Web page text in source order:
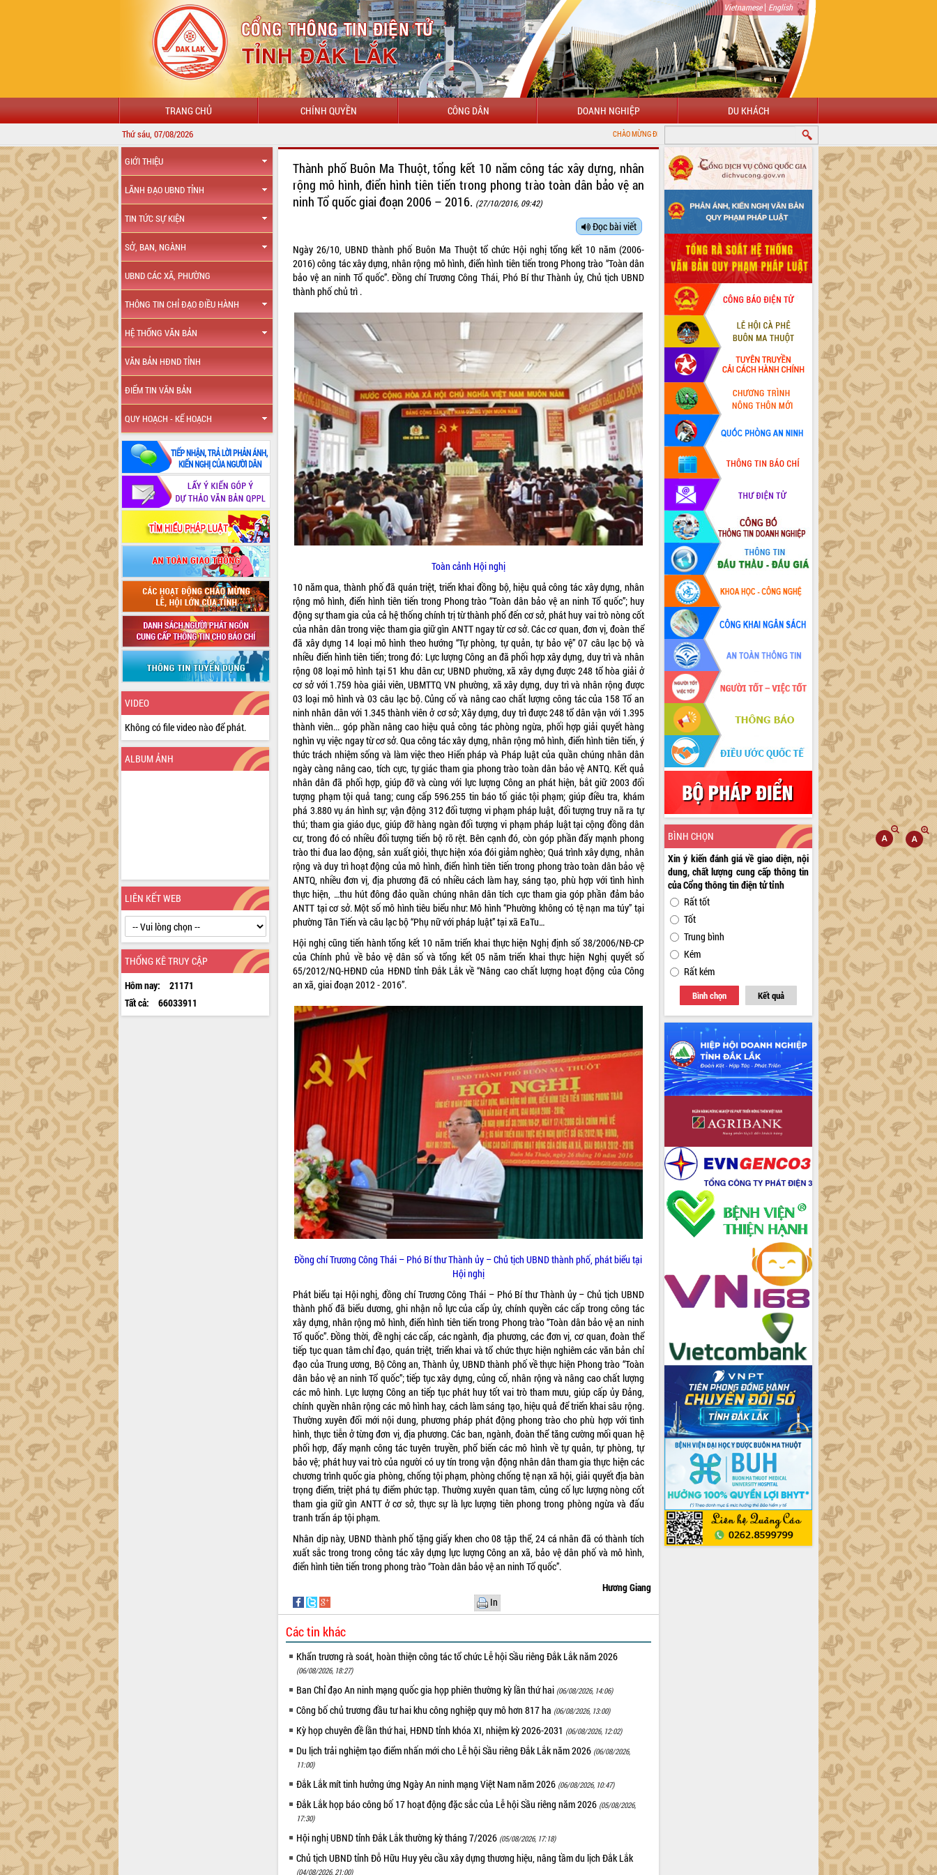
Vietnamese| English
TRANG CHỦ CHÍNH QUYỀN CÔNG DÂN DOANH NGHIỆP DU KHÁCH
Thứ sáu, 07/08/2026 CHÀO MỪNG ĐẾN VỚI CỔNG THÔNG TIN ĐIỆN TỬ TỈNH ĐẮK LẮK
GIỚI THIỆU
LÃNH ĐẠO UBND TỈNH
TIN TỨC SỰ KIỆN
SỞ, BAN, NGÀNH
UBND CÁC XÃ, PHƯỜNG
THÔNG TIN CHỈ ĐẠO ĐIỀU HÀNH
HỆ THỐNG VĂN BẢN
VĂN BẢN HĐND TỈNH
ĐIỂM TIN VĂN BẢN
QUY HOẠCH - KẾ HOẠCH
VIDEO
Không có file video nào để phát.
ALBUM ẢNH
LIÊN KẾT WEB
THỐNG KÊ TRUY CẬP
Hôm nay:
21171
Tất cả:
66033911
Thành phố Buôn Ma Thuột, tổng kết 10 năm công tác xây dựng, nhân
rộng mô hình, điển hình tiên tiến trong phong trào toàn dân bảo vệ an
ninh Tổ quốc giai đoạn 2006 – 2016. (27/10/2016, 09:42)
Đọc bài viết
Ngày 26/10, UBND thành phố Buôn Ma Thuột tổ chức Hội nghị tổng kết 10 năm (2006-
2016) công tác xây dựng, nhân rộng mô hình, điển hình tiên tiến trong Phong trào “Toàn dân
bảo vệ an ninh Tổ quốc”. Đồng chí Trương Công Thái, Phó Bí thư Thành ủy, Chủ tịch UBND
thành phố chủ trì .
Toàn cảnh Hội nghị
10 năm qua, thành phố đã quán triệt, triển khai đồng bộ, hiệu quả công tác xây dựng, nhân
rộng mô hình, điển hình tiên tiến trong Phong trào “Toàn dân bảo vệ an ninh Tổ quốc”; huy
động sự tham gia của cả hệ thống chính trị từ thành phố đến cơ sở, phát huy vai trò nòng cốt
của nhân dân trong việc tham gia giữ gìn ANTT ngay từ cơ sở. Các cơ quan, đơn vị, đoàn thể
đã xây dựng 14 loại mô hình theo hướng “Tự phòng, tự quản, tự bảo vệ” 07 câu lạc bộ và
nhiều điển hình tiên tiến; trong đó: Lực lượng Công an đã phối hợp xây dựng, duy trì và nhân
rộng 08 loại mô hình tại 51 khu dân cư; UBND phường, xã xây dựng được 248 tổ hòa giải ở
cơ sở với 1.759 hòa giải viên, UBMTTQ VN phường, xã xây dựng, duy trì và nhân rộng được
03 loại mô hình và 03 câu lạc bộ. Củng cố và nâng cao chất lượng công tác của 158 Tổ an
ninh nhân dân với 1.345 thành viên ở cơ sở; Xây dựng, duy trì được 248 tổ dân vận với 1.395
thành viên... góp phần nâng cao hiệu quả công tác phòng ngừa, phối hợp giải quyết hàng
nghìn vụ việc ngay từ cơ sở. Qua công tác xây dựng, nhân rộng mô hình, điển hình tiên tiến, ý
thức trách nhiệm sống và làm việc theo Hiến pháp và Pháp luật của quần chúng nhân dân
ngày càng nâng cao, tích cực, tự giác tham gia phong trào toàn dân bảo vệ ANTQ. Kết quả
nhân dân đã phối hợp, giúp đỡ và cùng với lực lượng Công an phát hiện, bắt giữ 2003 đối
tượng phạm tội quả tang; cung cấp 596.255 tin báo tố giác tội phạm; giúp điều tra, khám
phá 3.880 vụ án hình sự; vận động 312 đối tượng vi phạm pháp luật, đối tượng truy nã ra tự
thú; tham gia giáo dục, giúp đỡ hàng ngàn đối tượng vi phạm pháp luật tại cộng đồng dân
cư, trong đó có nhiều đối tượng tiến bộ rõ rệt. Bên cạnh đó, còn góp phần đẩy mạnh phong
trào thi đua lao động, sản xuất giỏi, thực hiện xóa đói giảm nghèo; Quá trình xây dựng, nhân
rộng và duy trì hoạt động của mô hình, điển hình tiên tiến trong phong trào toàn dân bảo vệ
ANTQ, nhiều đơn vị, địa phương đã có nhiều cách làm hay, sáng tạo, phù hợp với tình hình
thực hiện, …thu hút đông đảo quần chúng nhân dân tích cực tham gia góp phần đảm bảo
ANTT tại cơ sở. Một số mô hình tiêu biểu như: Mô hình “Phường không có tệ nạn ma túy” tại
phường Tân Tiến và câu lạc bộ “Phụ nữ với pháp luật” tại xã EaTu…
Hội nghị cũng tiến hành tổng kết 10 năm triển khai thực hiện Nghị định số 38/2006/NĐ-CP
của Chính phủ về bảo vệ dân số và tổng kết 05 năm triển khai thực hiện Nghị quyết số
65/2012/NQ-HĐND của HĐND tỉnh Đắk Lắk về “Nâng cao chất lượng hoạt động của Công
an xã, giai đoạn 2012 - 2016”.
Đồng chí Trương Công Thái – Phó Bí thư Thành ủy – Chủ tịch UBND thành phố, phát biểu tại
Hội nghị
Phát biểu tại Hội nghị, đồng chí Trương Công Thái – Phó Bí thư Thành ủy – Chủ tịch UBND
thành phố đã biểu dương, ghi nhận nỗ lực của cấp ủy, chính quyền các cấp trong công tác
xây dựng, nhân rộng mô hình, điển hình tiên tiến trong Phong trào “Toàn dân bảo vệ an ninh
Tổ quốc”. Đồng thời, đề nghị các cấp, các ngành, địa phương, các đơn vị, cơ quan, đoàn thể
tiếp tục quan tâm chỉ đạo, quán triệt, triển khai và tổ chức thực hiện nghiêm các văn bản chỉ
đạo của Trung ương, Bộ Công an, Thành ủy, UBND thành phố về thực hiện Phong trào “Toàn
dân bảo vệ an ninh Tổ quốc”; tiếp tục xây dựng, củng cố, nhân rộng và nâng cao chất lượng
các mô hình. Lực lượng Công an tiếp tục phát huy tốt vai trò tham mưu, giúp cấp ủy Đảng,
chính quyền nhân rộng các mô hình hay, cách làm sáng tạo, hiệu quả để triển khai sâu rộng.
Thường xuyên đổi mới nội dung, phương pháp phát động phong trào cho phù hợp với tình
hình, thực tiễn ở từng đơn vị, địa phương. Các ban, ngành, đoàn thể tăng cường mối quan hệ
phối hợp, đẩy mạnh công tác tuyên truyền, phổ biến các mô hình về tự quản, tự phòng, tự
bảo vệ; phát huy vai trò của người có uy tín trong vận động nhân dân tham gia thực hiện các
chương trình quốc gia phòng, chống tội phạm, phòng chống tệ nạn xã hội, giải quyết địa bàn
trọng điểm, triệt phá tụ điểm phức tạp. Thường xuyên quan tâm, củng cố lực lượng nòng cốt
tham gia giữ gìn ANTT ở cơ sở, thực sự là lực lượng tiên phong trong phòng ngừa và đấu
tranh trấn áp tội phạm.
Nhân dịp này, UBND thành phố tặng giấy khen cho 08 tập thể, 24 cá nhân đã có thành tích
xuất sắc trong trong công tác xây dựng lực lượng Công an xã, bảo vệ dân phố và mô hình,
điển hình tiên tiến trong phong trào “Toàn dân bảo vệ an ninh Tổ quốc”.
Hương Giang
In
Các tin khác
Khẩn trương rà soát, hoàn thiện công tác tổ chức Lễ hội Sầu riêng Đắk Lắk năm 2026
(06/08/2026, 18:27)
Ban Chỉ đạo An ninh mạng quốc gia họp phiên thường kỳ lần thứ hai (06/08/2026, 14:06)
Công bố chủ trương đầu tư hai khu công nghiệp quy mô hơn 817 ha (06/08/2026, 13:00)
Kỳ họp chuyên đề lần thứ hai, HĐND tỉnh khóa XI, nhiệm kỳ 2026-2031 (06/08/2026, 12:02)
Du lịch trải nghiệm tạo điểm nhấn mới cho Lễ hội Sầu riêng Đắk Lắk năm 2026 (06/08/2026,
11:00)
Đắk Lắk mít tinh hưởng ứng Ngày An ninh mạng Việt Nam năm 2026 (06/08/2026, 10:47)
Đắk Lắk họp báo công bố 17 hoạt động đặc sắc của Lễ hội Sầu riêng năm 2026 (05/08/2026,
17:30)
Hội nghị UBND tỉnh Đắk Lắk thường kỳ tháng 7/2026 (05/08/2026, 17:18)
Chủ tịch UBND tỉnh Đỗ Hữu Huy yêu cầu xây dựng thương hiệu, nâng tầm du lịch Đắk Lắk
(04/08/2026, 21:00)
BÌNH CHỌN
Xin ý kiến đánh giá về giao diện, nội
dung, chất lượng cung cấp thông tin
của Cổng thông tin điện tử tỉnh
Rất tốt
Tốt
Trung bình
Kém
Rất kém
Bình chọn Kết quả